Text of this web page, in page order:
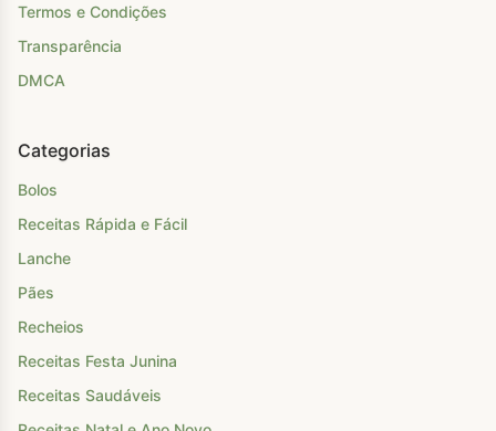
Termos e Condições
Transparência
DMCA
Categorias
Bolos
Receitas Rápida e Fácil
Lanche
Pães
Recheios
Receitas Festa Junina
Receitas Saudáveis